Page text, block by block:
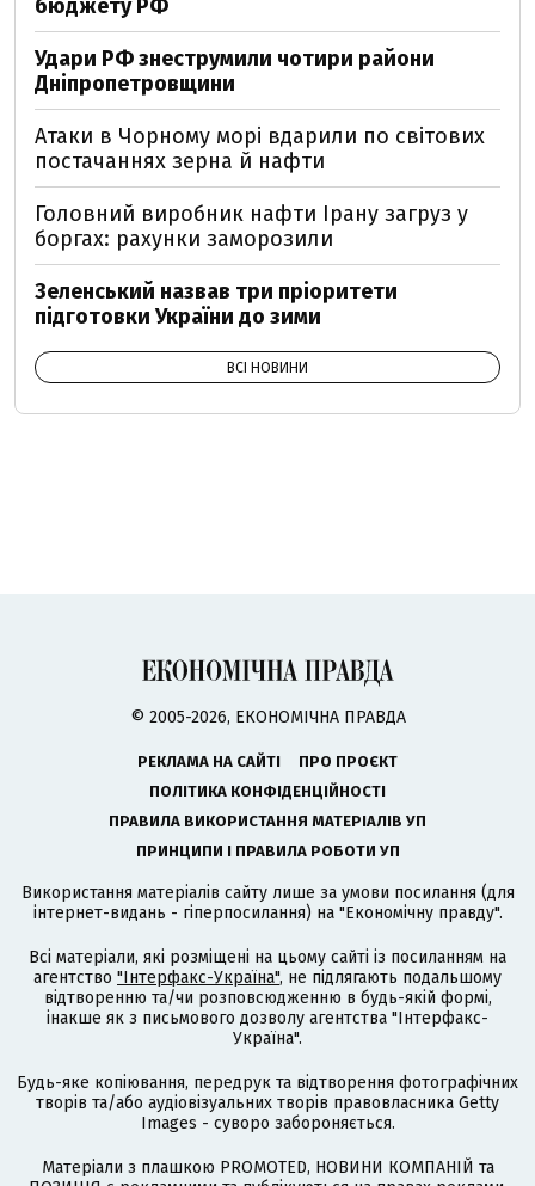
бюджету РФ
Удари РФ знеструмили чотири райони
Дніпропетровщини
Атаки в Чорному морі вдарили по світових
постачаннях зерна й нафти
Головний виробник нафти Ірану загруз у
боргах: рахунки заморозили
Зеленський назвав три пріоритети
підготовки України до зими
ВСІ НОВИНИ
© 2005-2026, ЕКОНОМІЧНА ПРАВДА
РЕКЛАМА НА САЙТІ
ПРО ПРОЄКТ
ПОЛІТИКА КОНФІДЕНЦІЙНОСТІ
ПРАВИЛА ВИКОРИСТАННЯ МАТЕРІАЛІВ УП
ПРИНЦИПИ І ПРАВИЛА РОБОТИ УП
Використання матеріалів сайту лише за умови посилання (для
інтернет-видань - гіперпосилання) на "Економічну правду".
Всі матеріали, які розміщені на цьому сайті із посиланням на
агентство "Інтерфакс-Україна", не підлягають подальшому
відтворенню та/чи розповсюдженню в будь-якій формі,
інакше як з письмового дозволу агентства "Інтерфакс-
Україна".
Будь-яке копіювання, передрук та відтворення фотографічних
творів та/або аудіовізуальних творів правовласника Getty
Images - суворо забороняється.
Матеріали з плашкою PROMOTED, НОВИНИ КОМПАНІЙ та